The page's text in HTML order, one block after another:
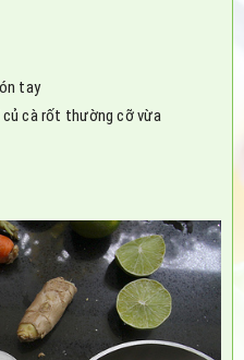
tay
cà rốt thường cỡ vừa